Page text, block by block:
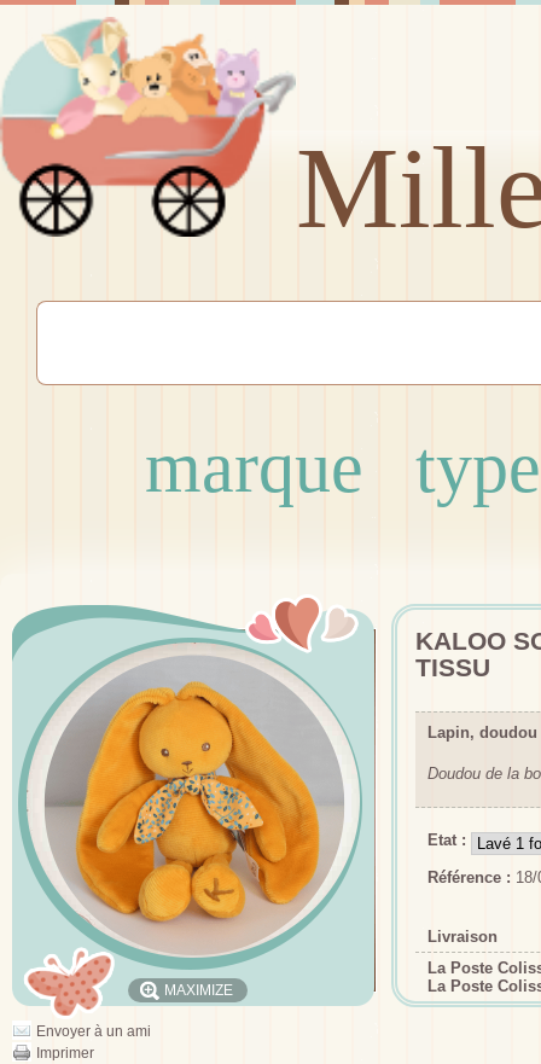
marque type
MAXIMIZE
Envoyer à un ami
Imprimer
KALOO
TISSU
Lapin,
Doudou de la
Etat :
Référence : 18/
Livraison
La Poste
La Poste